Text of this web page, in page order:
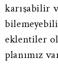
karışabilir
eklentiler
planımız